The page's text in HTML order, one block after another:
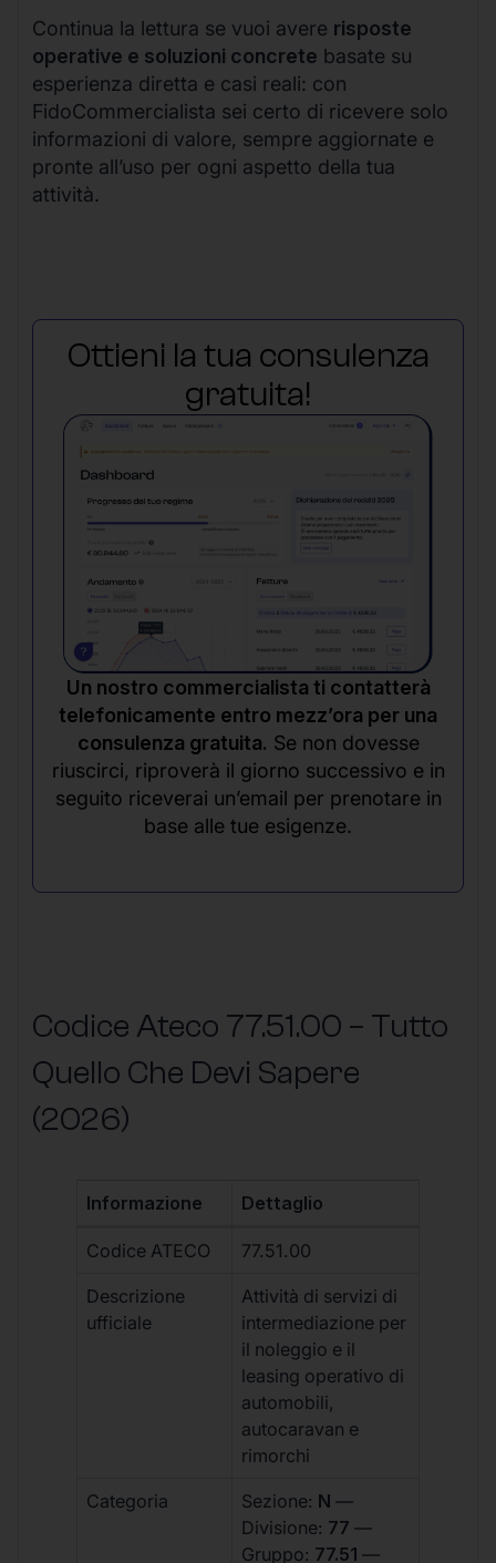
Continua la lettura se vuoi avere risposte
operative e soluzioni concrete basate su
esperienza diretta e casi reali: con
FidoCommercialista sei certo di ricevere solo
informazioni di valore, sempre aggiornate e
pronte all’uso per ogni aspetto della tua
attività.
Ottieni la tua consulenza
gratuita!
Un nostro commercialista ti contatterà
telefonicamente entro mezz’ora per una
consulenza gratuita. Se non dovesse
riuscirci, riproverà il giorno successivo e in
seguito riceverai un’email per prenotare in
base alle tue esigenze.
Codice Ateco 77.51.00 – Tutto
Quello Che Devi Sapere
(2026)
Informazione Dettaglio
Codice ATECO 77.51.00
Descrizione
ufficiale
Attività di servizi di
intermediazione per
il noleggio e il
leasing operativo di
automobili,
autocaravan e
rimorchi
Categoria Sezione: N —
Divisione: 77 —
Gruppo: 77.51 —